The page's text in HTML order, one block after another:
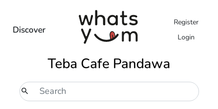
Discover
Register
Login
Teba Cafe Pandawa